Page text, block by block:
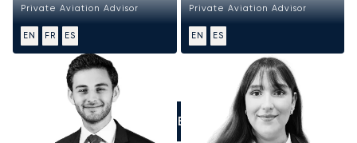
Private Aviation Advisor
EN FR ES
Private Aviation Advisor
EN ES
LLÁMENOS